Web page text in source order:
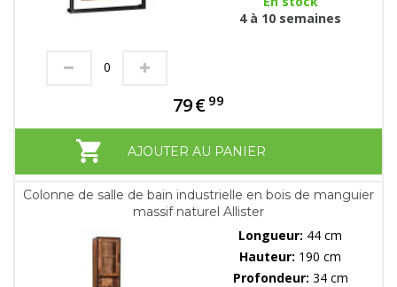
4 à 10 semaines
79€ 99
AJOUTER AU PANIER
Colonne de salle de bain industrielle en bois de manguier
massif naturel Allister
Longueur: 44 cm
Hauteur: 190 cm
Profondeur: 34 cm